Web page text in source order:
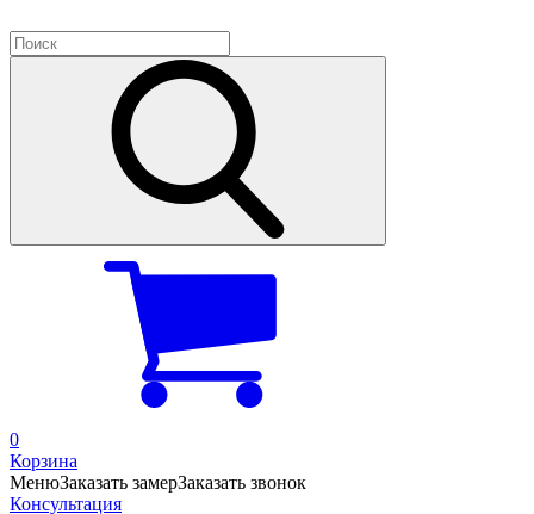
0
Корзина
МенюЗаказать замерЗаказать звонок
Консультация